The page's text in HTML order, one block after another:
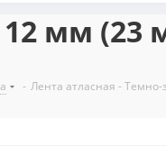
12 мм (23
- Лента атласная -